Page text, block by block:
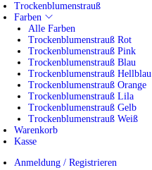
e
n
Trockenblumenstrauß
Farben
Alle Farben
Trockenblumenstrauß Rot
Trockenblumenstrauß Pink
Trockenblumenstrauß Blau
Trockenblumenstrauß Hellblau
Trockenblumenstrauß Orange
Trockenblumenstrauß Lila
Trockenblumenstrauß Gelb
Trockenblumenstrauß Weiß
Warenkorb
Kasse
Anmeldung / Registrieren